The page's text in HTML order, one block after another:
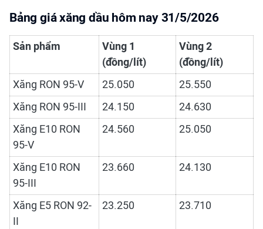
Bảng giá xăng dầu hôm nay 31/5/2026
Sản phẩm
Vùng 1
(đồng/lít)
Vùng 2
(đồng/lít)
Xăng RON 95-V
25.050
25.550
Xăng RON 95-III
24.150
24.630
Xăng E10 RON
95-V
24.560 25.050
Xăng E10 RON
95-III
23.660 24.130
Xăng E5 RON 92-
II
23.250 23.710